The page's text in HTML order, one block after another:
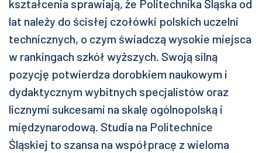
kształcenia sprawiają, że Politechnika Śląska od
lat należy do ścisłej czołówki polskich uczelni
technicznych, o czym świadczą wysokie miejsca
w rankingach szkół wyższych. Swoją silną
pozycję potwierdza dorobkiem naukowym i
dydaktycznym wybitnych specjalistów oraz
licznymi sukcesami na skalę ogólnopolską i
międzynarodową. Studia na Politechnice
Śląskiej to szansa na współpracę z wieloma